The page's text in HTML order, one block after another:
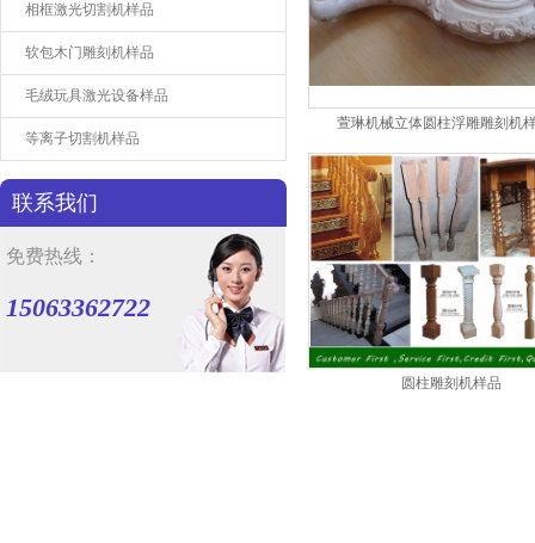
相框激光切割机样品
软包木门雕刻机样品
毛绒玩具激光设备样品
等离子切割机样品
联系我们
免费热线：
15063362722
萱琳机械立体圆柱浮雕雕刻机
圆柱雕刻机样品